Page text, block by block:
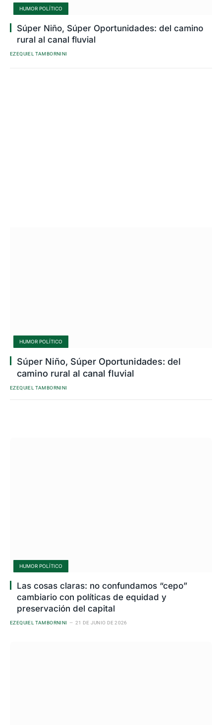
HUMOR POLÍTICO
Súper Niño, Súper Oportunidades: del camino
rural al canal fluvial
EZEQUIEL TAMBORNINI
HUMOR POLÍTICO
Súper Niño, Súper Oportunidades: del
camino rural al canal fluvial
EZEQUIEL TAMBORNINI
HUMOR POLÍTICO
Las cosas claras: no confundamos “cepo”
cambiario con políticas de equidad y
preservación del capital
EZEQUIEL TAMBORNINI 21 DE JUNIO DE 2026